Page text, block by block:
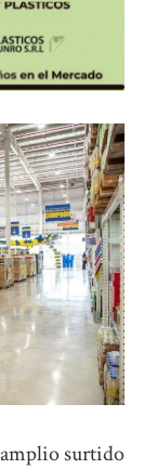
surtido